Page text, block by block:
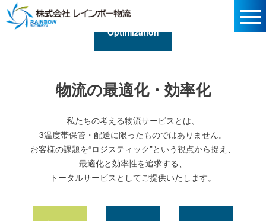
最適化
Logistics
Optimization
物流の最適化・効率化
私たちの考える物流サービスとは、
3温度帯保管・配送に限ったものではありません。
お客様の課題を“ロジスティック”という視点から捉え、
最適化と効率性を追求する、
トータルサービスとしてご提供いたします。